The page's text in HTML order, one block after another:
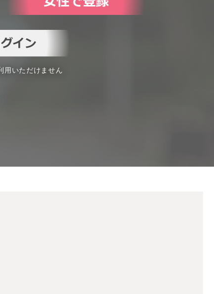
用いただけません